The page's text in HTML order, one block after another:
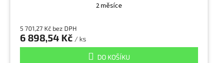
2 měsíce
5 701,27 Kč bez DPH
6 898,54 Kč / ks
DO KOŠÍKU